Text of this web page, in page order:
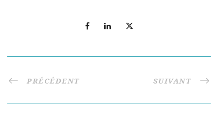
PRÉCÉDENT SUIVANT